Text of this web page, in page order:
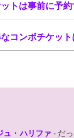
トは事前に予
コンボチケット
ュ・ハリファ - だ